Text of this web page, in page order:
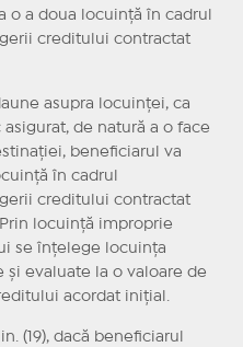
o a doua locuință în cadrul
creditului contractat
asupra locuinței, ca
de natură a o face
beneficiarul va
în cadrul
creditului contractat
locuință improprie
se înțelege locuința
și evaluate la o valoare de
acordat inițial.
(19), dacă beneficiarul